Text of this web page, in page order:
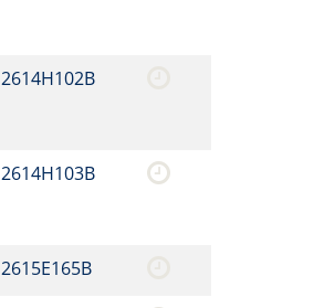
2614H102B
2614H103B
2615E165B